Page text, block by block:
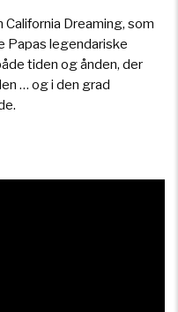
Dreaming, som
Papas legendariske
tiden og ånden, der
… og i den grad